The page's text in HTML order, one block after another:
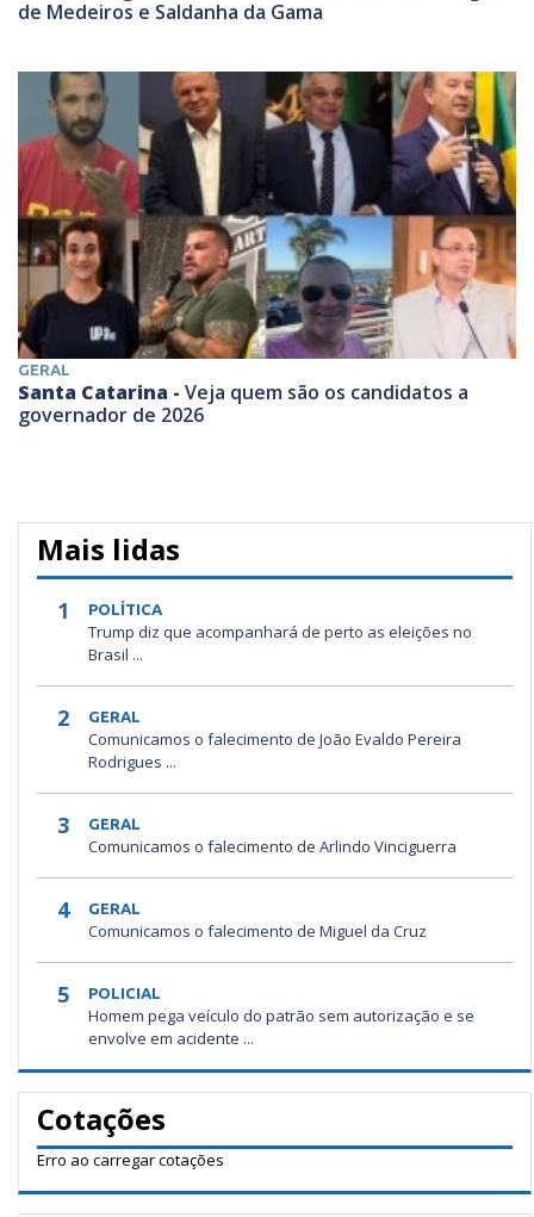
de Medeiros e Saldanha da Gama
GERAL
Santa Catarina - Veja quem são os candidatos a
governador de 2026
Mais lidas
1 POLÍTICA
Trump diz que acompanhará de perto as eleições no
Brasil ...
2 GERAL
Comunicamos o falecimento de João Evaldo Pereira
Rodrigues ...
3 GERAL
Comunicamos o falecimento de Arlindo Vinciguerra
4 GERAL
Comunicamos o falecimento de Miguel da Cruz
5 POLICIAL
Homem pega veículo do patrão sem autorização e se
envolve em acidente ...
Cotações
Erro ao carregar cotações